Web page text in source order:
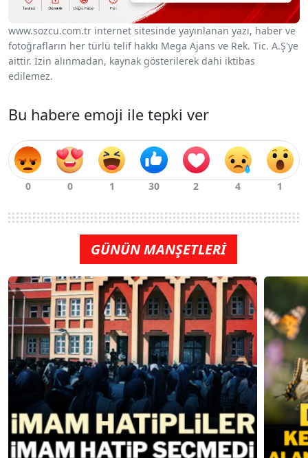
www.sozcu.com.tr internet sitesinde yayınlanan yazı, haber ve
fotoğrafların her türlü telif hakkı Mega Ajans ve Rek. Tic. A.Ş'ye
aittir. İzin alınmadan, kaynak gösterilerek dahi iktibas
edilemez.
Bu habere emoji ile tepki ver
GÜNÜN MANŞETLERİ